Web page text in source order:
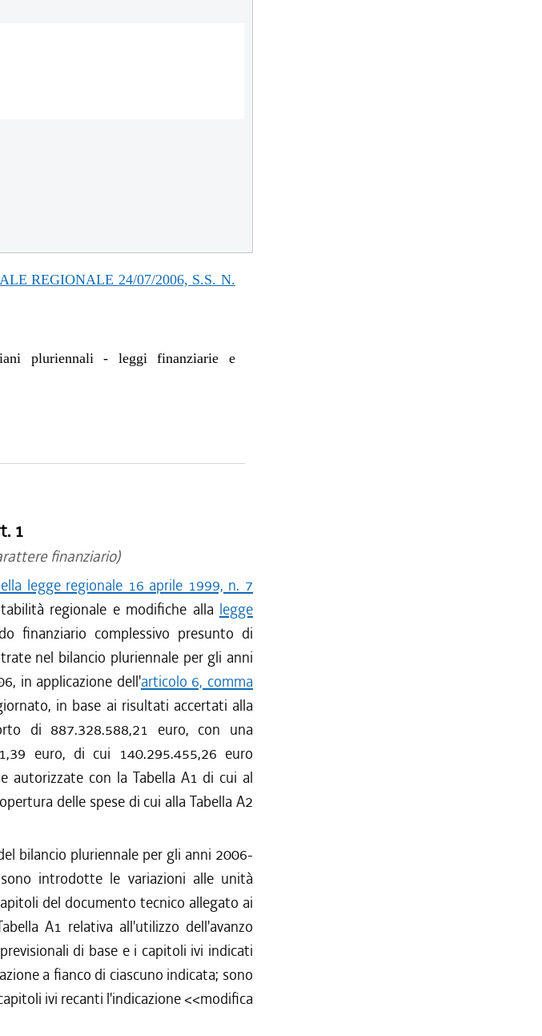
REGIONALE 24/07/2006, S.S. N.
pluriennali - leggi finanziarie e
1
finanziario)
legge regionale 16 aprile 1999, n. 7
regionale e modifiche alla legge
finanziario complessivo presunto di
nel bilancio pluriennale per gli anni
in applicazione dell'articolo 6, comma
in base ai risultati accertati alla
di 887.328.588,21 euro, con una
euro, di cui 140.295.455,26 euro
autorizzate con la Tabella A1 di cui al
delle spese di cui alla Tabella A2
bilancio pluriennale per gli anni 2006-
introdotte le variazioni alle unità
del documento tecnico allegato ai
A1 relativa all'utilizzo dell'avanzo
di base e i capitoli ivi indicati
a fianco di ciascuno indicata; sono
ivi recanti l'indicazione <<modifica